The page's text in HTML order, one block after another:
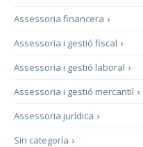
›
Assessoria financera
›
Assessoria i gestió fiscal
›
Assessoria i gestió laboral
›
Assessoria i gestió mercantil
›
Assessoria jurídica
›
Sin categoría